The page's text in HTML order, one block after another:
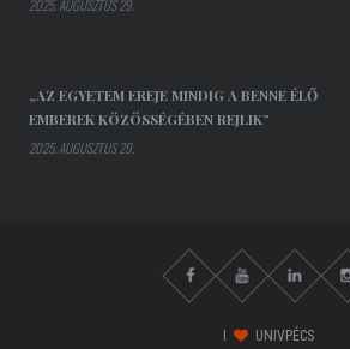
2025. AUGUSZTUS 29.
„AZ EGYETEM EREJE MINDIG A BENNE ÉLŐ
EMBEREK KÖZÖSSÉGÉBEN REJLIK”
2025. AUGUSZTUS 29.
UNIVPÉCS